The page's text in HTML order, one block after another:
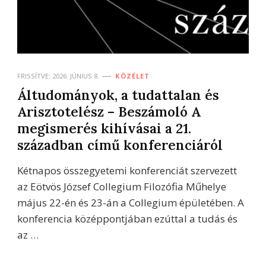
FRISSÍTVE: 2026. JÚNIUS 8. KÖZÉLET
Áltudományok, a tudattalan és
Arisztotelész – Beszámoló A
megismerés kihívásai a 21.
században című konferenciáról
Kétnapos összegyetemi konferenciát szervezett
az Eötvös József Collegium Filozófia Műhelye
május 22-én és 23-án a Collegium épületében. A
konferencia középpontjában ezúttal a tudás és
az …